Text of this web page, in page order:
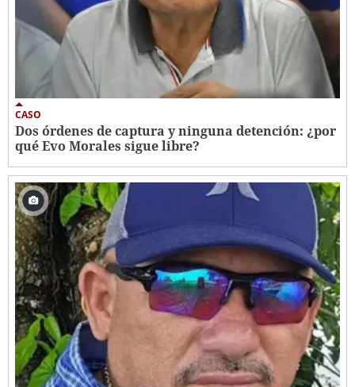
CASO
Dos órdenes de captura y ninguna detención: ¿por
qué Evo Morales sigue libre?